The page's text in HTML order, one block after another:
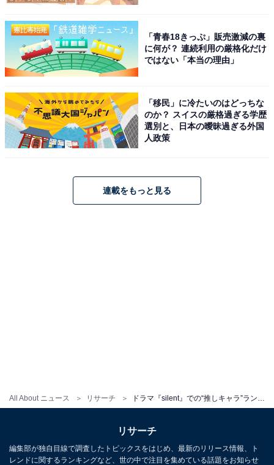
All About ニュース リサーチ ドラマ『silent』での“推しキャラ”ランキング！ 目黒蓮が演じた「佐倉想」を抑えた第1位は？
「青春18きっぷ」販売激減の裏
に何が？ 連続利用の厳格化だけ
ではない「本当の理由」
「移民」に冷たいのはどっちな
のか？ スイスの厳格過ぎる学歴
選別と、日本の曖昧過ぎる外国
人政策
連載をもっと見る
リサーチ
編集部が独自目線で調査したトピックスをはじめ、最新のリリース情報、ト
レンドに関するランキングなど、世の中で注目を集めている話題をお知らせ